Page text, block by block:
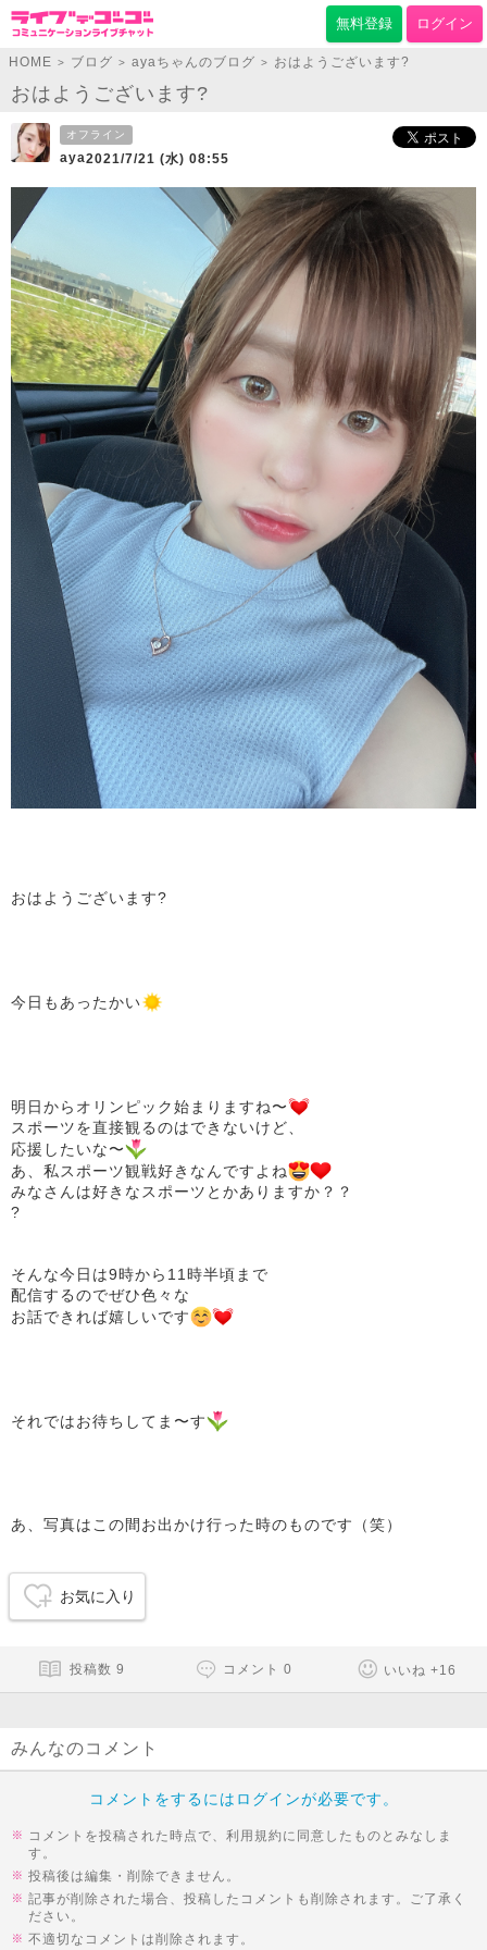
無料登録 ログイン
HOME > ブログ > ayaちゃんのブログ > おはようございます?
おはようございます?
オフライン
aya2021/7/21 (水) 08:55
おはようございます?
今日もあったかい
明日からオリンピック始まりますね〜
スポーツを直接観るのはできないけど、
応援したいな〜
あ、私スポーツ観戦好きなんですよね
みなさんは好きなスポーツとかありますか？？
?
そんな今日は9時から11時半頃まで
配信するのでぜひ色々な
お話できれば嬉しいです
それではお待ちしてま〜す
あ、写真はこの間お出かけ行った時のものです（笑）
お気に入り
投稿数 9 コメント 0 いいね +16
みんなのコメント
コメントをするにはログインが必要です。
コメントを投稿された時点で、利用規約に同意したものとみなしま
す。
投稿後は編集・削除できません。
記事が削除された場合、投稿したコメントも削除されます。ご了承く
ださい。
不適切なコメントは削除されます。